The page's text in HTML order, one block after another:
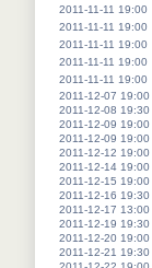
2011-11-11 19:00
2011-11-11 19:00
2011-11-11 19:00
2011-11-11 19:00
2011-11-11 19:00
2011-12-07 19:00
2011-12-08 19:30
2011-12-09 19:00
2011-12-09 19:00
2011-12-12 19:00
2011-12-14 19:00
2011-12-15 19:00
2011-12-16 19:30
2011-12-17 13:00
2011-12-19 19:30
2011-12-20 19:00
2011-12-21 19:30